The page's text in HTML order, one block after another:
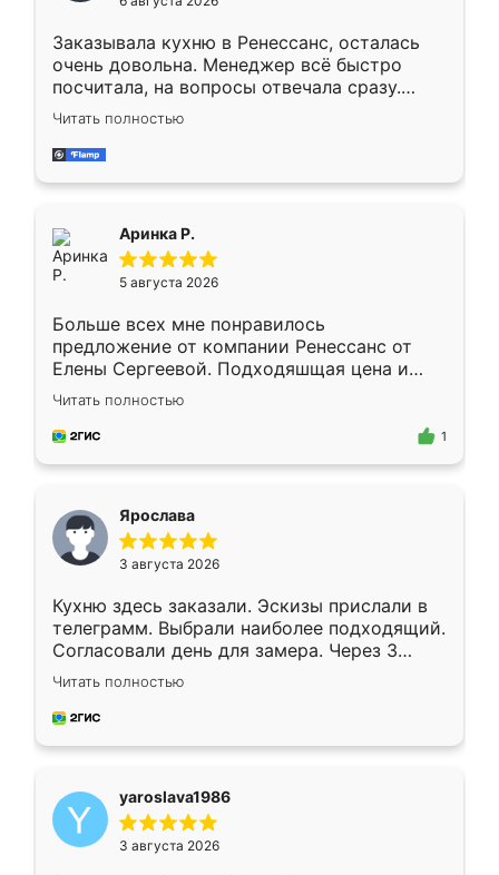
мебели буду заказывать только здесь.
Заказывала кухню в Ренессанс, осталась
очень довольна. Менеджер всё быстро
посчитала, на вопросы отвечала сразу.
Замерщик приехал в субботу, подошёл к
делу со всей ответственностью. Собрали
за день, ребята работали аккуратно, даже
Читать полностью
Аринка Р.
5 августа 2026
Больше всех мне понравилось
предложение от компании Ренессанс от
Елены Сергеевой. Подходяшщая цена и
короткие сроки изготовления. Приехавший
для замера сотрудник Владислав
предложил по моему эскизу самый
Читать полностью
1
Ярослава
3 августа 2026
Кухню здесь заказали. Эскизы прислали в
телеграмм. Выбрали наиболее подходящий.
Согласовали день для замера. Через 3
недели кухня была уже готова. Остались
довольны работой. Спасибо Ренессанс
мебель за качественную работу!
Читать полностью
yaroslava1986
3 августа 2026